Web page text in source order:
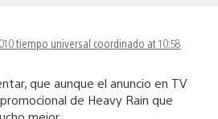
tiempo universal coordinado at 10:58
que aunque el anuncio en TV
de Heavy Rain que
mejor.